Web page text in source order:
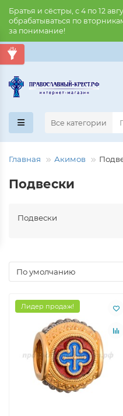
Братья и сёстры, с 4 по 12
обрабатываться по
за понимание!
Все категории
Главная Акимов
Подвески
Подвески
Лидер продаж!